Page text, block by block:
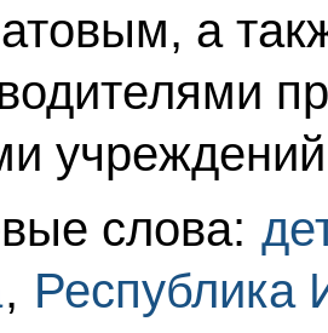
а
слова:
, Республика